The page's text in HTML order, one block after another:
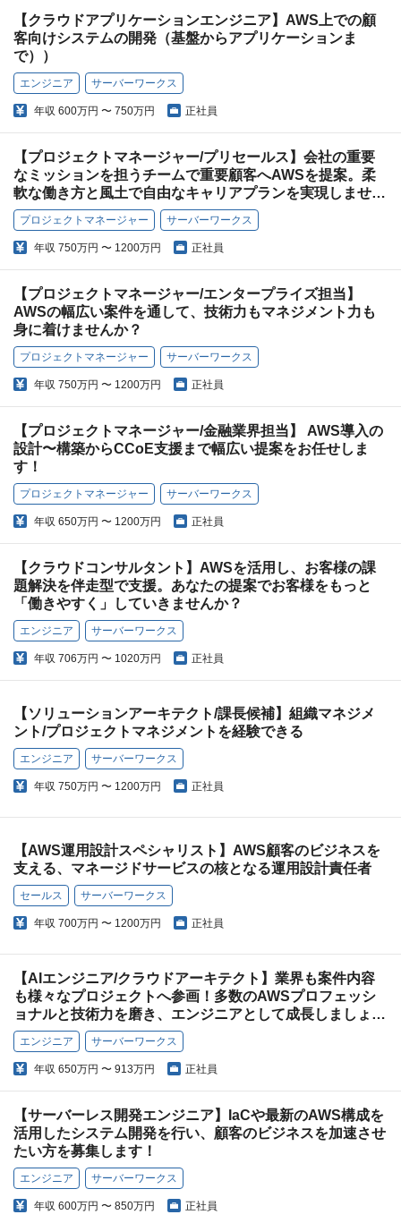
【クラウドアプリケーションエンジニア】AWS上での顧
客向けシステムの開発（基盤からアプリケーションま
で））
エンジニア サーバーワークス
年収 600万円 〜 750万円 正社員
【プロジェクトマネージャー/プリセールス】会社の重要
なミッションを担うチームで重要顧客へAWSを提案。柔
軟な働き方と風土で自由なキャリアプランを実現しません
か？
プロジェクトマネージャー サーバーワークス
年収 750万円 〜 1200万円 正社員
【プロジェクトマネージャー/エンタープライズ担当】
AWSの幅広い案件を通して、技術力もマネジメント力も
身に着けませんか？
プロジェクトマネージャー サーバーワークス
年収 750万円 〜 1200万円 正社員
【プロジェクトマネージャー/金融業界担当】 AWS導入の
設計〜構築からCCoE支援まで幅広い提案をお任せしま
す！
プロジェクトマネージャー サーバーワークス
年収 650万円 〜 1200万円 正社員
【クラウドコンサルタント】AWSを活用し、お客様の課
題解決を伴走型で支援。あなたの提案でお客様をもっと
「働きやすく」していきませんか？
エンジニア サーバーワークス
年収 706万円 〜 1020万円 正社員
【ソリューションアーキテクト/課長候補】組織マネジメ
ント/プロジェクトマネジメントを経験できる
エンジニア サーバーワークス
年収 750万円 〜 1200万円 正社員
【AWS運用設計スペシャリスト】AWS顧客のビジネスを
支える、マネージドサービスの核となる運用設計責任者
セールス サーバーワークス
年収 700万円 〜 1200万円 正社員
【AIエンジニア/クラウドアーキテクト】業界も案件内容
も様々なプロジェクトへ参画！多数のAWSプロフェッシ
ョナルと技術力を磨き、エンジニアとして成長しましょ
う！
エンジニア サーバーワークス
年収 650万円 〜 913万円 正社員
【サーバーレス開発エンジニア】IaCや最新のAWS構成を
活用したシステム開発を行い、顧客のビジネスを加速させ
たい方を募集します！
エンジニア サーバーワークス
年収 600万円 〜 850万円 正社員